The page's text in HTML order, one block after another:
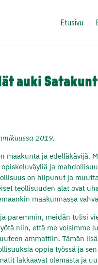
Etusivu
auki
2019.
maakunta ja edelläkävijä.
ja
on hiipunut ja
teollisuuden alat ovat
maakunnassa
paremmin, meidän tulisi
niin, että me voisimme
ammattiin. Tämän
oppia työssä ja
lakkaavat olemasta ja